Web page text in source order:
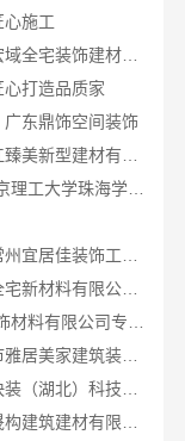
心施工
靠谱一站式家装公司施工南通宏域全宅装饰建材有限公司
打造品质家
东鼎饰空间装饰
广东不用考试的全日制大专-北京理工大学珠海学院继教院
健康翻新进口材料，邯郸至臻全宅新材料有限公司臻选全球优质原料
品质装饰家装服务报价，佛山市雅居美家建筑装饰工程有限公司透明实惠